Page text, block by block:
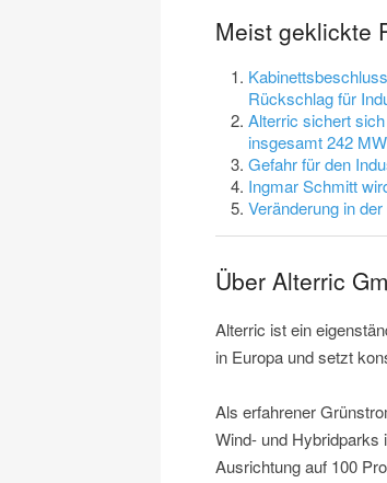
Meist geklickte
Rückschlag für
Alterric sichert
insgesamt 242
Gefahr für den
Ingmar Schmitt
Veränderung in
Über Alterric
Alterric ist ein
in Europa und setzt
Als erfahrener
Wind- und Hybridparks
Ausrichtung auf 100